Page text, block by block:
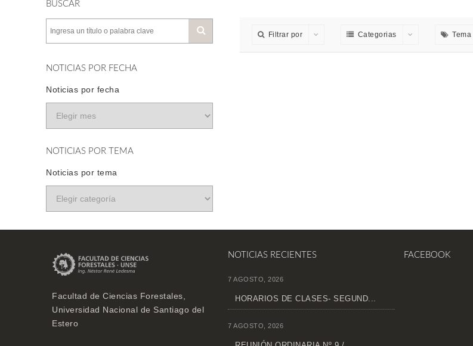
BUSCAR
NOTICIAS POR FECHA
Noticias por fecha
NOTICIAS POR TEMA
Noticias por tema
Filtrar por Categorias Tema
Facultad de Ciencias Forestales,
Universidad Nacional de Santiago del
Estero
NOTICIAS RECIENTES
7 AGOSTO, 2026
HORARIOS DE CLASES- SEGUND...
7 AGOSTO, 2026
FACEBOOK